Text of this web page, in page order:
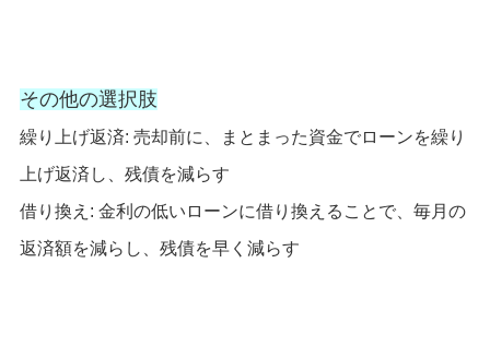
その他の選択肢
繰り上げ返済: 売却前に、まとまった資金でローンを繰り
上げ返済し、残債を減らす
借り換え: 金利の低いローンに借り換えることで、毎月の
返済額を減らし、残債を早く減らす